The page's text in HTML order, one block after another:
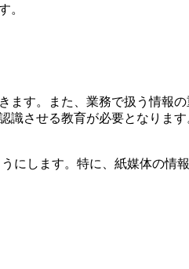
。
す。また、業務で扱う情報
させる教育が必要となります
にします。特に、紙媒体の情